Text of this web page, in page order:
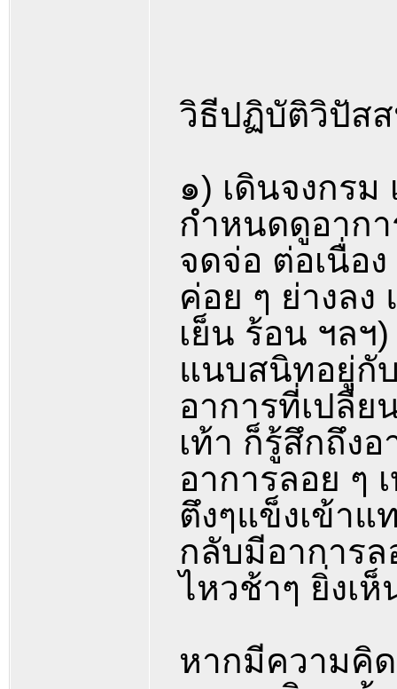
วิธีปฏิบัติวิปัส
๑) เดินจงกร
กำหนดดูอากา
จดจ่อ ต่อเนื่อ
ค่อย ๆ ย่างลง
เย็น ร้อน ฯลฯ
แนบสนิทอยู่กั
อาการที่เปลี่
เท้า ก็รู้สึกถึง
อาการลอย ๆ
ตึงๆแข็งเข้าแ
กลับมีอาการล
ไหวช้าๆ ยิ่งเ
หากมีความคิ